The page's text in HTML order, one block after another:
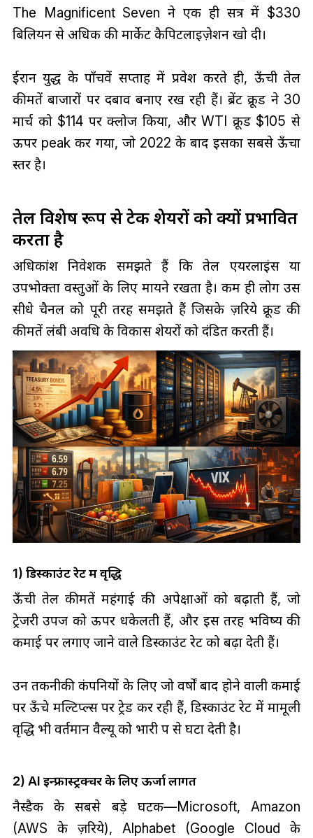
The Magnificent Seven ने एक ही सत्र में $330
बिलियन से अधिक की मार्केट कैपिटलाइज़ेशन खो दी।
ईरान युद्ध के पाँचवें सप्ताह में प्रवेश करते ही, ऊँची तेल
कीमतें बाजारों पर दबाव बनाए रख रही हैं। ब्रेंट क्रूड ने 30
मार्च को $114 पर क्लोज किया, और WTI क्रूड $105 से
ऊपर peak कर गया, जो 2022 के बाद इसका सबसे ऊँचा
स्तर है।
तेल विशेष रूप से टेक शेयरों को क्यों प्रभावित
करता है
अधिकांश निवेशक समझते हैं कि तेल एयरलाइंस या
उपभोक्ता वस्तुओं के लिए मायने रखता है। कम ही लोग उस
सीधे चैनल को पूरी तरह समझते हैं जिसके ज़रिये क्रूड की
कीमतें लंबी अवधि के विकास शेयरों को दंडित करती हैं।
1) डिस्काउंट रेट में वृद्धि
ऊँची तेल कीमतें महंगाई की अपेक्षाओं को बढ़ाती हैं, जो
ट्रेजरी उपज को ऊपर धकेलती हैं, और इस तरह भविष्य की
कमाई पर लगाए जाने वाले डिस्काउंट रेट को बढ़ा देती हैं।
उन तकनीकी कंपनियों के लिए जो वर्षों बाद होने वाली कमाई
पर ऊँचे मल्टिप्ल्स पर ट्रेड कर रही हैं, डिस्काउंट रेट में मामूली
वृद्धि भी वर्तमान वैल्यू को भारी रूप से घटा देती है।
2) AI इन्फ्रास्ट्रक्चर के लिए ऊर्जा लागतें
नैस्डैक के सबसे बड़े घटक—Microsoft, Amazon
(AWS के ज़रिये), Alphabet (Google Cloud के